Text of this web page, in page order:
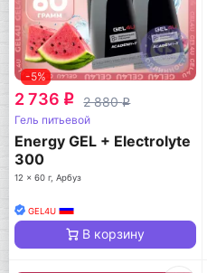
-5%
2 736 q 2 880q
Гель питьевой
Energy GEL + Electrolyte
300
12 x 60 г, Арбуз
GEL4U
В корзину